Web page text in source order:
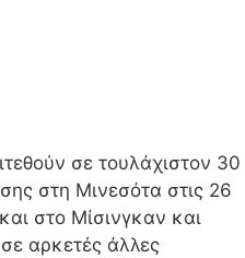
σε τουλάχιστον 30
στη Μινεσότα στις 26
στο Μίσινγκαν και
αρκετές άλλες